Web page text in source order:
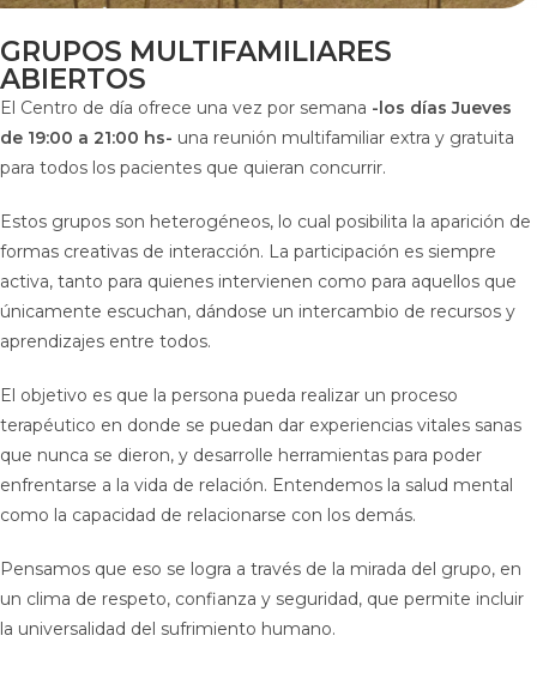
GRUPOS MULTIFAMILIARES
ABIERTOS
El Centro de día ofrece una vez por semana -los días Jueves
de 19:00 a 21:00 hs- una reunión multifamiliar extra y gratuita
para todos los pacientes que quieran concurrir.
Estos grupos son heterogéneos, lo cual posibilita la aparición de
formas creativas de interacción. La participación es siempre
activa, tanto para quienes intervienen como para aquellos que
únicamente escuchan, dándose un intercambio de recursos y
aprendizajes entre todos.
El objetivo es que la persona pueda realizar un proceso
terapéutico en donde se puedan dar experiencias vitales sanas
que nunca se dieron, y desarrolle herramientas para poder
enfrentarse a la vida de relación. Entendemos la salud mental
como la capacidad de relacionarse con los demás.
Pensamos que eso se logra a través de la mirada del grupo, en
un clima de respeto, confianza y seguridad, que permite incluir
la universalidad del sufrimiento humano.